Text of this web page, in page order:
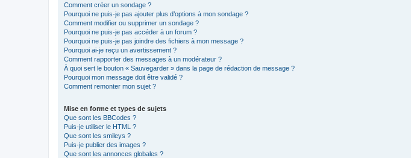
Comment créer un sondage ?
Pourquoi ne puis-je pas ajouter plus d’options à mon sondage ?
Comment modifier ou supprimer un sondage ?
Pourquoi ne puis-je pas accéder à un forum ?
Pourquoi ne puis-je pas joindre des fichiers à mon message ?
Pourquoi ai-je reçu un avertissement ?
Comment rapporter des messages à un modérateur ?
À quoi sert le bouton « Sauvegarder » dans la page de rédaction de message ?
Pourquoi mon message doit être validé ?
Comment remonter mon sujet ?
Mise en forme et types de sujets
Que sont les BBCodes ?
Puis-je utiliser le HTML ?
Que sont les smileys ?
Puis-je publier des images ?
Que sont les annonces globales ?